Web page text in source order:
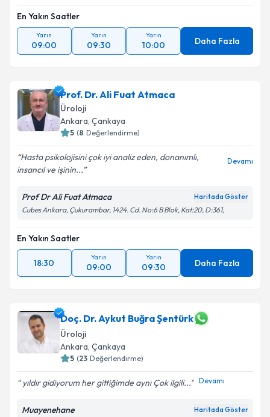
En Yakın Saatler
Yarın
09:00
Yarın
09:30
Yarın
10:00 Daha Fazla
Prof. Dr. Ali Fuat Atmaca
Üroloji
Ankara, Çankaya
5 (8 Değerlendirme)
Hasta psikolojisini çok iyi analiz eden, donanımlı,
insancıl ve işinin...
Devamı
Prof Dr Ali Fuat Atmaca Haritada Göster
Cubes Ankara, Çukurambar, 1424. Cd. No:6 B Blok, Kat:20, D:361,
En Yakın Saatler
18:30
Yarın
09:00
Yarın
09:30 Daha Fazla
Doç. Dr. Aykut Buğra Şentürk
Üroloji
Ankara, Çankaya
5 (23 Değerlendirme)
yıldır gidiyorum her gittiğimde aynı Çok ilgili... Devamı
Muayenehane Haritada Göster